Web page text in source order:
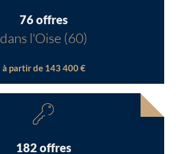
76 offres
dans l'Oise (60)
à partir de 143 400 €
182 offres